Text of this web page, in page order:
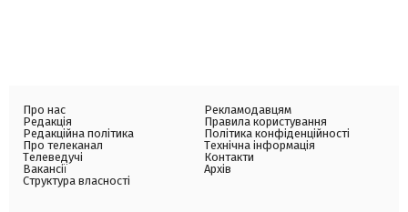
Про нас
Редакція
Редакційна політика
Про телеканал
Телеведучі
Вакансії
Структура власності
Рекламодавцям
Правила користування
Політика конфіденційності
Технічна інформація
Контакти
Архів